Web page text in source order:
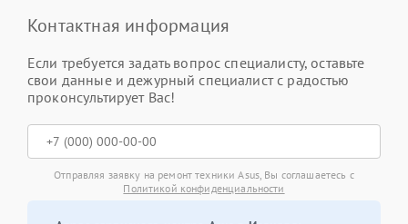
Контактная информация
Если требуется задать вопрос специалисту, оставьте
свои данные и дежурный специалист с радостью
проконсультирует Вас!
Отправляя заявку на ремонт техники Asus, Вы соглашаетесь с
Политикой конфиденциальности